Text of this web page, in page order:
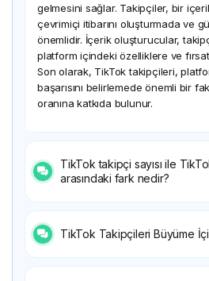
gelmesini sağlar. Takipçiler, bir
çevrimiçi itibarını oluşturmada ve
önemlidir. İçerik oluşturucular,
platform içindeki özelliklere ve
Son olarak, TikTok takipçileri,
başarısını belirlemede önemli bir
oranına katkıda bulunur.
TikTok takipçi sayısı ile
arasındaki fark nedir?
TikTok Takipçileri Büyüme